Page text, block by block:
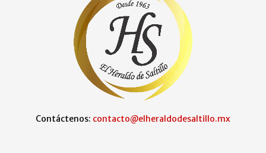
Contáctenos: contacto@elheraldodesaltillo.mx